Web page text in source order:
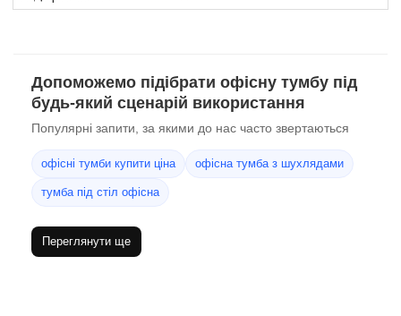
Допоможемо підібрати офісну тумбу під
будь-який сценарій використання
Популярні запити, за якими до нас часто звертаються
офісні тумби купити ціна офісна тумба з шухлядами
тумба під стіл офісна
Переглянути ще